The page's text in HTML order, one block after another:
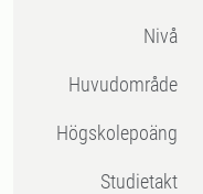
Nivå
Huvudområde
högskolepoäng
Studietakt